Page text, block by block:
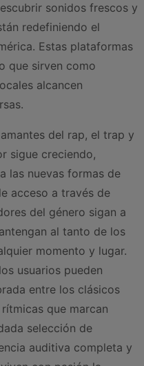
sonidos frescos y
redefiniendo el
Estas plataformas
que sirven como
alcancen
del rap, el trap y
sigue creciendo,
las nuevas formas de
acceso a través de
del género sigan a
al tanto de los
momento y lugar.
usuarios pueden
entre los clásicos
que marcan
selección de
auditiva completa y